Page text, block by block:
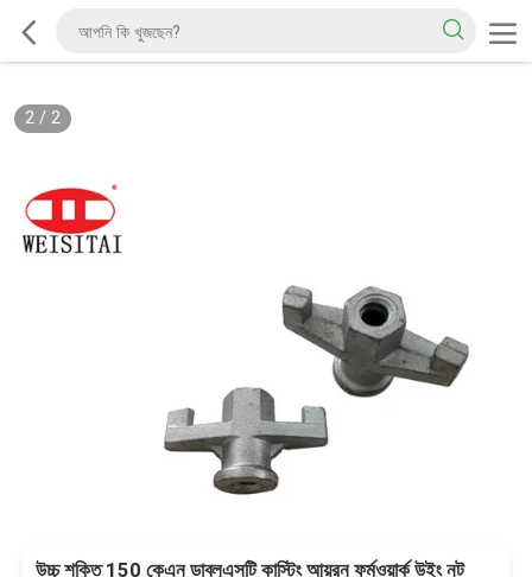
2/ 2
উচ্চ শক্তি 150 কেএন ডাব্লুএসটি কাস্টিং আয়রন ফর্মওয়ার্ক উইং নট